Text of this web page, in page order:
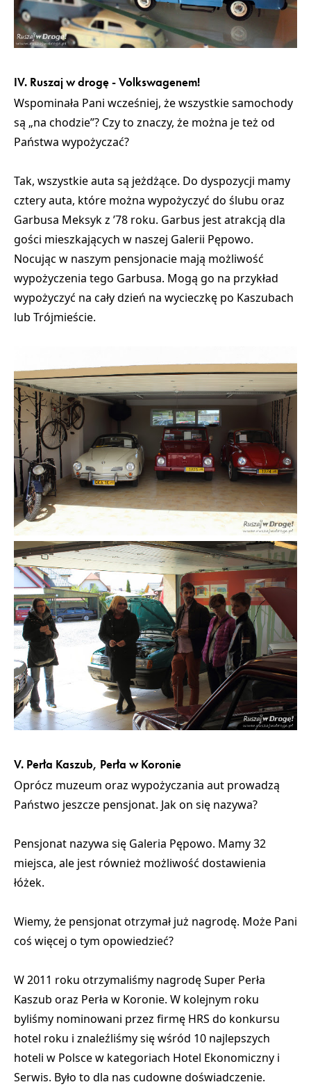
IV. Ruszaj w drogę - Volkswagenem!
Wspominała Pani wcześniej, że wszystkie samochody
są „na chodzie”? Czy to znaczy, że można je też od
Państwa wypożyczać?
Tak, wszystkie auta są jeżdżące. Do dyspozycji mamy
cztery auta, które można wypożyczyć do ślubu oraz
Garbusa Meksyk z ’78 roku. Garbus jest atrakcją dla
gości mieszkających w naszej Galerii Pępowo.
Nocując w naszym pensjonacie mają możliwość
wypożyczenia tego Garbusa. Mogą go na przykład
wypożyczyć na cały dzień na wycieczkę po Kaszubach
lub Trójmieście.
V. Perła Kaszub, Perła w Koronie
Oprócz muzeum oraz wypożyczania aut prowadzą
Państwo jeszcze pensjonat. Jak on się nazywa?
Pensjonat nazywa się Galeria Pępowo. Mamy 32
miejsca, ale jest również możliwość dostawienia
łóżek.
Wiemy, że pensjonat otrzymał już nagrodę. Może Pani
coś więcej o tym opowiedzieć?
W 2011 roku otrzymaliśmy nagrodę Super Perła
Kaszub oraz Perła w Koronie. W kolejnym roku
byliśmy nominowani przez firmę HRS do konkursu
hotel roku i znaleźliśmy się wśród 10 najlepszych
hoteli w Polsce w kategoriach Hotel Ekonomiczny i
Serwis. Było to dla nas cudowne doświadczenie.